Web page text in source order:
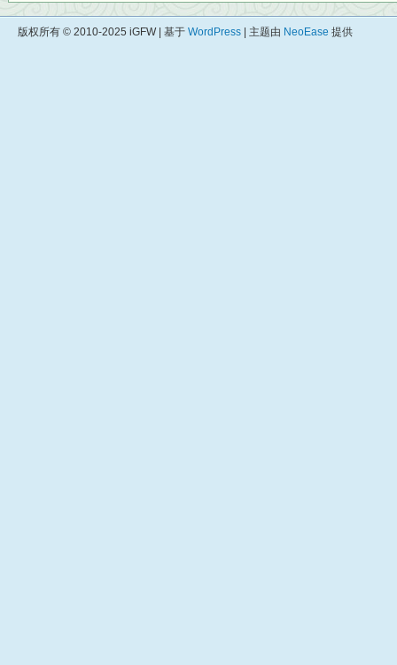
版权所有 © 2010-2025 iGFW | 基于 WordPress | 主题由 NeoEase 提供